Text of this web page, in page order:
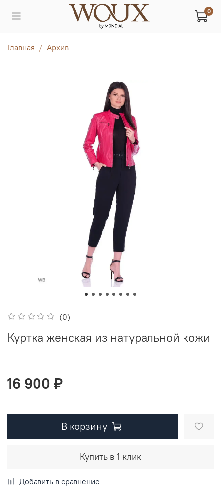
0
Главная Архив
(0)
Куртка женская из натуральной кожи
16 900 ₽
В корзину
Купить в 1 клик
Добавить в сравнение